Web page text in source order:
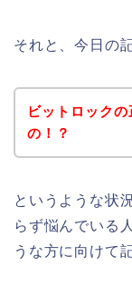
それと、今日の
ビットロック
の！？
というような状
らず悩んでいる
うな方に向けて